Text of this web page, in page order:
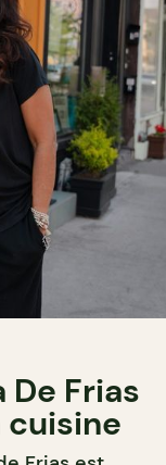
Frias
cuisine